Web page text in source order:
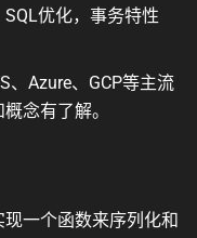
优化，事务特性
、Azure、GCP等主流
念有了解。
一个函数来序列化和